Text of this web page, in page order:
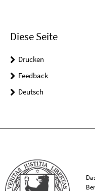
Diese Seite
Drucken
Feedback
Deutsch